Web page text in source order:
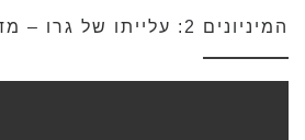
המיניונים 2: עלייתו של גרו – מדובב לעברית